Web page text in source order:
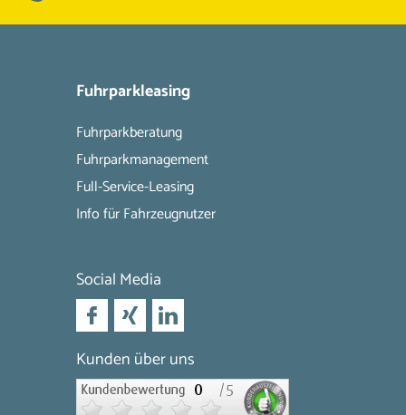
Fuhrparkleasing
Fuhrparkberatung
Fuhrparkmanagement
Full-Service-Leasing
Info für Fahrzeugnutzer
Social Media
Kunden über uns